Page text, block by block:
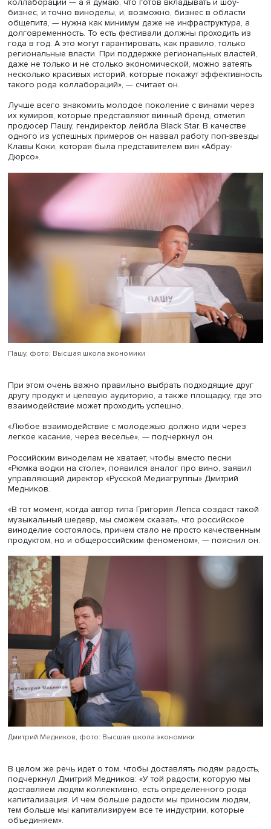
Игорь Писарский коснулся темы инвестиций.
Игорь Писарский, фото: Высшая школа экономики
«Для того чтобы деньги вливались в региональные
коллаборации — а я думаю, что готов вкладывать и
бизнес, и точно виноделы, и, возможно, бизнес в
общепита, — нужна как минимум даже не
долговременность. То есть фестивали должны
года в год. А это могут гарантировать, как правило,
региональные власти. При поддержке региональных
даже не только и не столько экономической, можно
такого рода коллабораций», — считает он.
Лучше всего знакомить молодое поколение с винами
продюсер Пашу, гендиректор лейбла Black Star. В
одного из успешных примеров он назвал работу поп-
Клавы Коки, которая была представителем вин «Абрау-
Дюрсо».
Пашу, фото: Высшая школа экономики
При этом очень важно правильно выбрать подходящие
другу продукт и целевую аудиторию, а также площадку,
«Любое взаимодействие с молодежью должно идти
легкое касание, через веселье», — подчеркнул он.
Российским виноделам не хватает, чтобы вместо песни
«Рюмка водки на столе», появился аналог про вино,